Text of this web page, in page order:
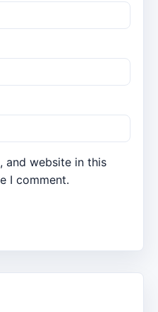
and website in this
I comment.